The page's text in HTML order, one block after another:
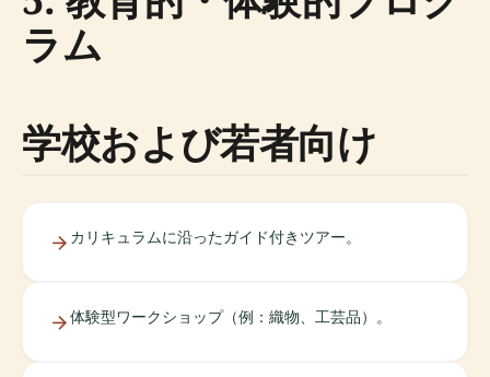
ラム
学校および若者向け
カリキュラムに沿ったガイド付きツアー。
体験型ワークショップ（例：織物、工芸品）。